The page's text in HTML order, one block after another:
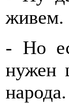
живем.
- Но
нужен